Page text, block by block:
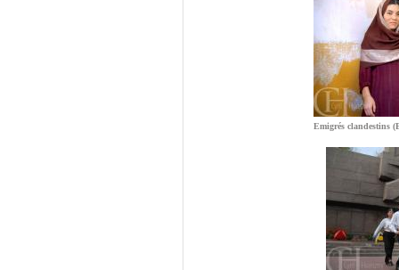
Emigrés clandestins